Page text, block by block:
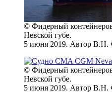
© Фидерный
Невской губе.
5 июня 2019. Автор В.Н.
© Фидерный
Невской губе.
5 июня 2019. Автор В.Н.